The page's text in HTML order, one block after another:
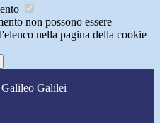
non possono essere
nella pagina della cookie
Galilei